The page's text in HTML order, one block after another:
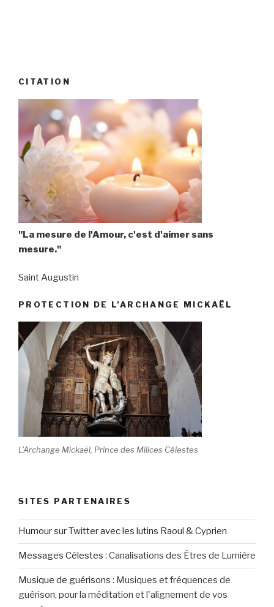
CITATION
"La mesure de l'Amour, c'est d'aimer sans
mesure."
Saint Augustin
PROTECTION DE L’ARCHANGE MICKAËL
L'Archange Mickaël, Prince des Milices Célestes
SITES PARTENAIRES
Humour sur Twitter avec les lutins Raoul & Cyprien
Messages Célestes : Canalisations des Êtres de Lumière
Musique de guérisons : Musiques et fréquences de
guérison, pour la méditation et l'alignement de vos